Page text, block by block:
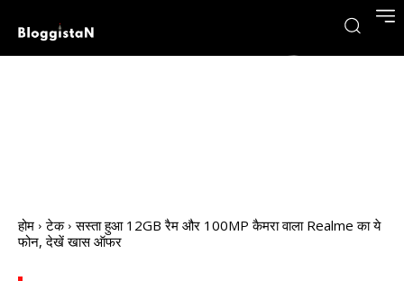
होम टेक
सस्ता हुआ 12GB रैम और 100MP कैमरा वाला Realme का ये
फोन, देखें खास ऑफर